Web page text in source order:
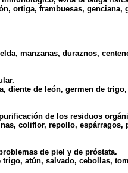
ortiga, frambuesas,
manzanas, duraznos,
diente de león, germen de
de los residuos
coliflor, repollo, espárragos,
de piel y de próstata.
atún, salvado, cebollas,